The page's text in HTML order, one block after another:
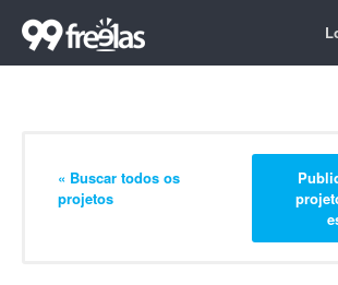
« Buscar todos os
projetos